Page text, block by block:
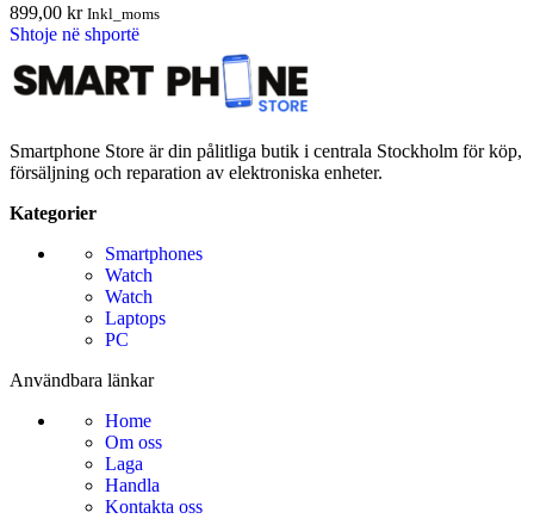
899,00 kr Inkl_moms
Shtoje në shportë
Smartphone Store är din pålitliga butik i centrala Stockholm för köp,
försäljning och reparation av elektroniska enheter.
Kategorier
Smartphones
Watch
Watch
Laptops
PC
Användbara länkar
Home
Om oss
Laga
Handla
Kontakta oss